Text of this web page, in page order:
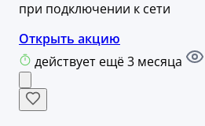
при подключении к сети
Открыть акцию
действует ещё 3 месяца